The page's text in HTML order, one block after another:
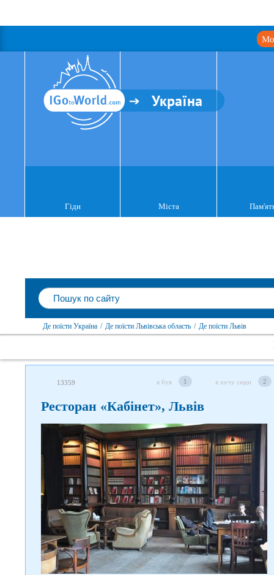
Україна
Гіди Міста
Де поїсти Україна / Де поїсти Львівська область / Де поїсти Львів
13359 я був 1 я хочу сюди 2
Ресторан «Кабінет», Львів